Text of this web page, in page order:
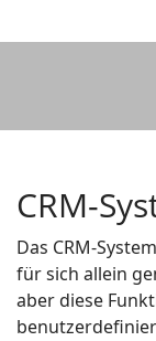
CRM-
Das CRM-
für sich allein
aber diese